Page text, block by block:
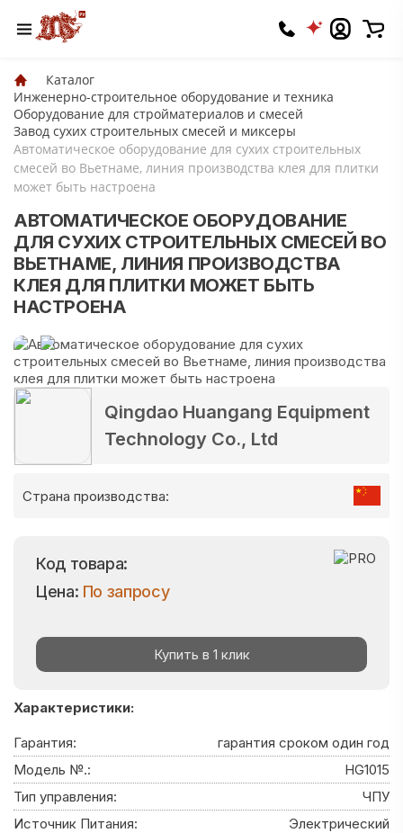
Каталог
Инженерно-строительное оборудование и техника
Оборудование для стройматериалов и смесей
Завод сухих строительных смесей и миксеры
Автоматическое оборудование для сухих строительных
смесей во Вьетнаме, линия производства клея для плитки
может быть настроена
АВТОМАТИЧЕСКОЕ ОБОРУДОВАНИЕ
ДЛЯ СУХИХ СТРОИТЕЛЬНЫХ СМЕСЕЙ ВО
ВЬЕТНАМЕ, ЛИНИЯ ПРОИЗВОДСТВА
КЛЕЯ ДЛЯ ПЛИТКИ МОЖЕТ БЫТЬ
НАСТРОЕНА
Qingdao Huangang Equipment
Technology Co., Ltd
Страна производства:
Код товара:
Цена: По запросу
Купить в 1 клик
Характеристики:
Гарантия:
гарантия сроком один год
Модель №.:
HG1015
Тип управления:
ЧПУ
Источник Питания:
Электрический